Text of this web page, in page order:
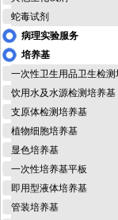
蛇毒试剂
病理实验服务
培养基
一次性卫生用品卫生检测
饮用水及水源检测培养基
支原体检测培养基
植物细胞培养基
显色培养基
一次性培养基平板
即用型液体培养基
管装培养基